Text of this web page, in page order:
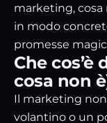
marketing, cosa
in modo
promesse
Che
cosa non
Il marketing
volantino o un